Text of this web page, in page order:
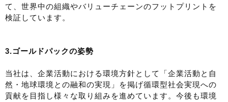
て、世界中の組織やバリューチェーンのフットプリントを
検証しています。
3.ゴールドパックの姿勢
当社は、企業活動における環境方針として「企業活動と自
然・地球環境との融和の実現」を掲げ循環型社会実現への
貢献を目指し様々な取り組みを進めています。今後も環境